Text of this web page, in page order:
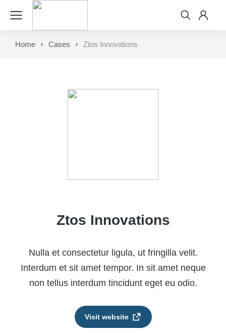
Home Cases Ztos Innovations
Ztos Innovations
Nulla et consectetur ligula, ut fringilla velit.
Interdum et sit amet tempor. In sit amet neque
non tellus interdum tincidunt eget eu odio.
Visit website